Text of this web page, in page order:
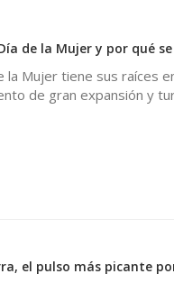
de la Mujer y por qué
la Mujer tiene sus raíces
de gran expansión y
el pulso más picante